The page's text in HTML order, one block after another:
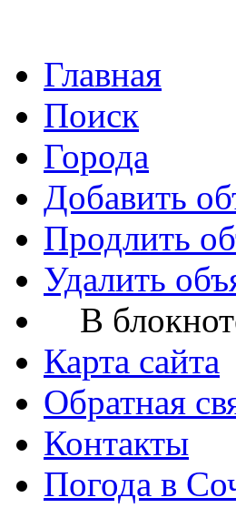
Главная
Поиск
Города
Добавить
Продлить
Удалить
В
Карта сайта
Обратная
Контакты
Погода в